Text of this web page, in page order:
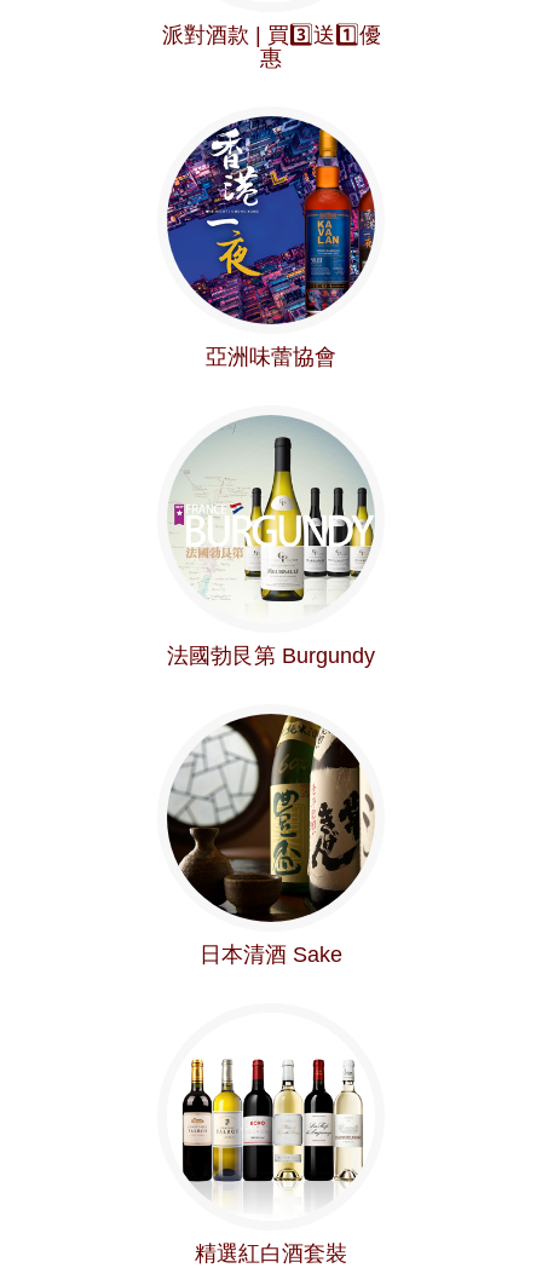
派對酒款 | 買3️⃣送1️⃣優
惠
亞洲味蕾協會
法國勃艮第 Burgundy
日本清酒 Sake
精選紅白酒套裝